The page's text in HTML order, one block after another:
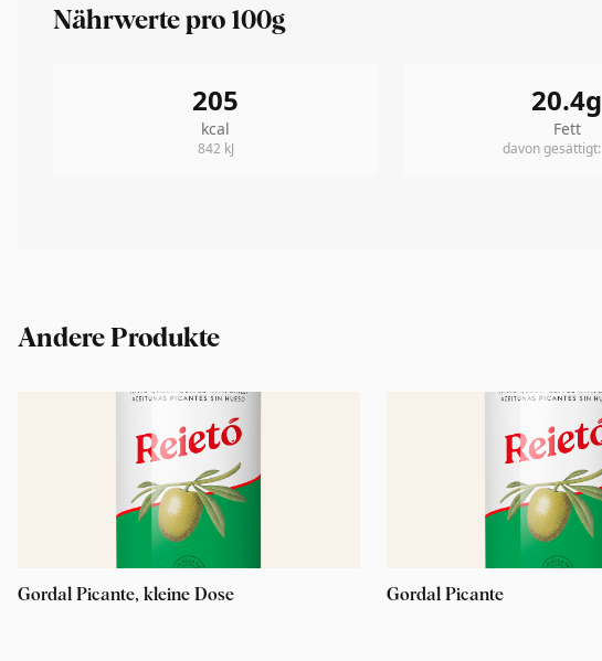
Nährwerte pro 100g
205
kcal
842 kJ
20.4g
Fett
davon gesättigt:
Andere Produkte
Gordal Picante, kleine Dose Gordal Picante